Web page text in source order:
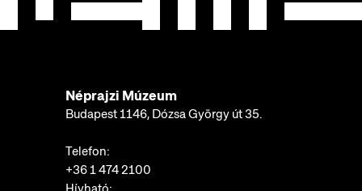
Néprajzi Múzeum
Budapest 1146, Dózsa György út 35.
Telefon:
+36 1 474 2100